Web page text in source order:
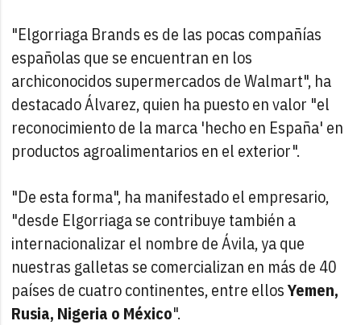
"Elgorriaga Brands es de las pocas compañías
españolas que se encuentran en los
archiconocidos supermercados de Walmart", ha
destacado Álvarez, quien ha puesto en valor "el
reconocimiento de la marca 'hecho en España' en
productos agroalimentarios en el exterior".
"De esta forma", ha manifestado el empresario,
"desde Elgorriaga se contribuye también a
internacionalizar el nombre de Ávila, ya que
nuestras galletas se comercializan en más de 40
países de cuatro continentes, entre ellosYemen,
Rusia, Nigeria o México".